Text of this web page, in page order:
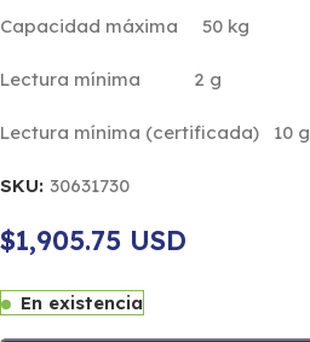
Capacidad máxima 50 kg
Lectura mínima 2 g
Lectura mínima (certificada) 10 g
SKU: 30631730
$1,905.75 USD
En existencia